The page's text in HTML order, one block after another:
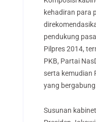
kehadiran para
pendukung
Pilpres 2014,
PKB, Partai
serta kemudian
yang
Susunan